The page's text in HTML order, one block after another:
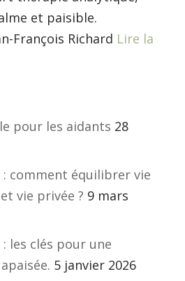
et paisible.
François Richard Lire la
pour les aidants 28
: comment équilibrer vie
vie privée ? 9 mars
les clés pour une
5 janvier 2026